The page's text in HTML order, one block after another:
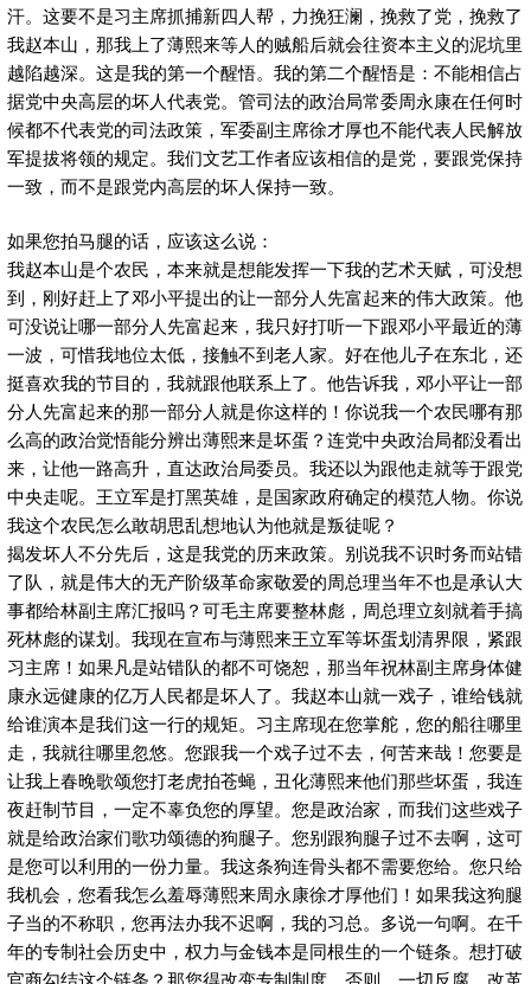
汗。这要不是习主席抓捕新四人帮，力挽狂澜，挽救了党，挽救了
我赵本山，那我上了薄熙来等人的贼船后就会往资本主义的泥坑里
越陷越深。这是我的第一个醒悟。我的第二个醒悟是：不能相信占
据党中央高层的坏人代表党。管司法的政治局常委周永康在任何时
候都不代表党的司法政策，军委副主席徐才厚也不能代表人民解放
军提拔将领的规定。我们文艺工作者应该相信的是党，要跟党保持
一致，而不是跟党内高层的坏人保持一致。
如果您拍马腿的话，应该这么说：
我赵本山是个农民，本来就是想能发挥一下我的艺术天赋，可没想
到，刚好赶上了邓小平提出的让一部分人先富起来的伟大政策。他
可没说让哪一部分人先富起来，我只好打听一下跟邓小平最近的薄
一波，可惜我地位太低，接触不到老人家。好在他儿子在东北，还
挺喜欢我的节目的，我就跟他联系上了。他告诉我，邓小平让一部
分人先富起来的那一部分人就是你这样的！你说我一个农民哪有那
么高的政治觉悟能分辨出薄熙来是坏蛋？连党中央政治局都没看出
来，让他一路高升，直达政治局委员。我还以为跟他走就等于跟党
中央走呢。王立军是打黑英雄，是国家政府确定的模范人物。你说
我这个农民怎么敢胡思乱想地认为他就是叛徒呢？
揭发坏人不分先后，这是我党的历来政策。别说我不识时务而站错
了队，就是伟大的无产阶级革命家敬爱的周总理当年不也是承认大
事都给林副主席汇报吗？可毛主席要整林彪，周总理立刻就着手搞
死林彪的谋划。我现在宣布与薄熙来王立军等坏蛋划清界限，紧跟
习主席！如果凡是站错队的都不可饶恕，那当年祝林副主席身体健
康永远健康的亿万人民都是坏人了。我赵本山就一戏子，谁给钱就
给谁演本是我们这一行的规矩。习主席现在您掌舵，您的船往哪里
走，我就往哪里忽悠。您跟我一个戏子过不去，何苦来哉！您要是
让我上春晚歌颂您打老虎拍苍蝇，丑化薄熙来他们那些坏蛋，我连
夜赶制节目，一定不辜负您的厚望。您是政治家，而我们这些戏子
就是给政治家们歌功颂德的狗腿子。您别跟狗腿子过不去啊，这可
是您可以利用的一份力量。我这条狗连骨头都不需要您给。您只给
我机会，您看我怎么羞辱薄熙来周永康徐才厚他们！如果我这狗腿
子当的不称职，您再法办我不迟啊，我的习总。多说一句啊。在千
年的专制社会历史中，权力与金钱本是同根生的一个链条。想打破
官商勾结这个链条？那您得改变专制制度。否则，一切反腐、改革